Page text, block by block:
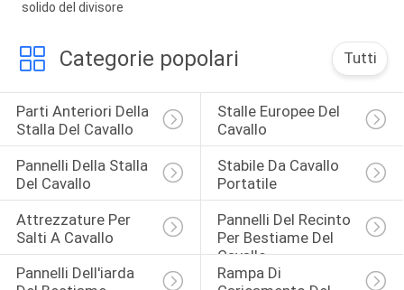
solido del divisore
Categorie popolari Tutti
Parti Anteriori Della
Stalla Del Cavallo
Stalle Europee Del
Cavallo
Pannelli Della Stalla
Del Cavallo
Stabile Da Cavallo
Portatile
Attrezzature Per
Salti A Cavallo
Pannelli Del Recinto
Per Bestiame Del
Cavallo
Pannelli Dell'iarda
Rampa Di